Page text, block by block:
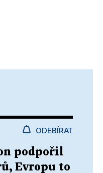
ODEBÍRAT
podpořil
Evropu to